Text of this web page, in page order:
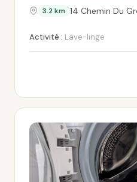
3.2 km 14 Chemin Du
Activité : Lave-linge